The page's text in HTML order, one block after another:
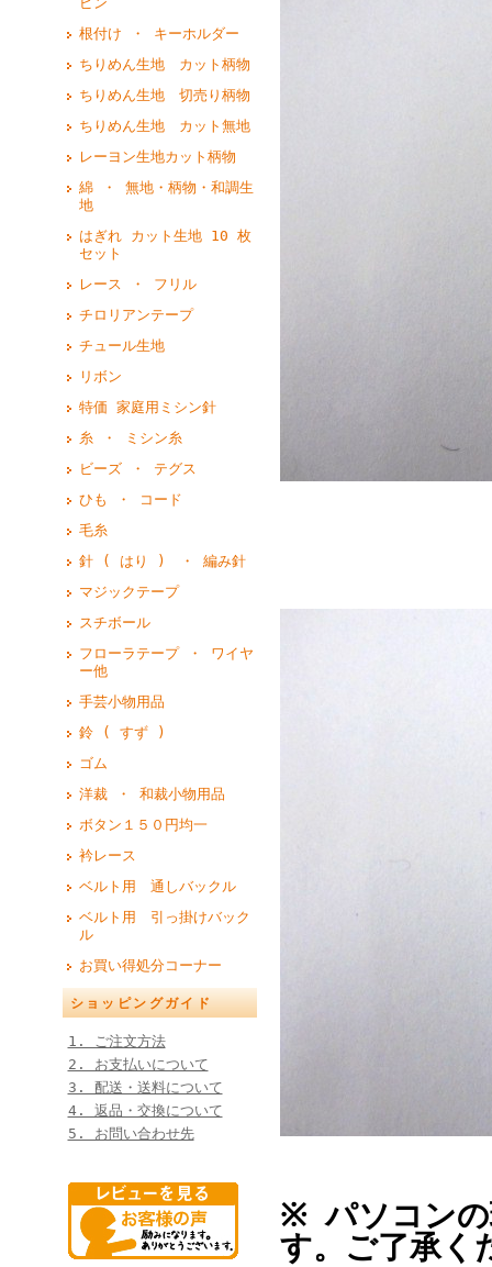
根付け ・ キーホルダー
ちりめん生地 カット柄物
ちりめん生地 切売り柄物
ちりめん生地 カット無地
レーヨン生地カット柄物
綿 ・ 無地・柄物・和調生
地
はぎれ カット生地 10 枚
セット
レース ・ フリル
チロリアンテープ
チュール生地
リボン
特価 家庭用ミシン針
糸 ・ ミシン糸
ビーズ ・ テグス
ひも ・ コード
毛糸
針 ( はり ) ・ 編み針
マジックテープ
スチボール
フローラテープ ・ ワイヤ
ー他
手芸小物用品
鈴 ( すず )
ゴム
洋裁 ・ 和裁小物用品
ボタン１５０円均一
衿レース
ベルト用 通しバックル
ベルト用 引っ掛けバック
ル
お買い得処分コーナー
ショッピングガイド
1. ご注文方法
2. お支払いについて
3. 配送・送料について
4. 返品・交換について
5. お問い合わせ先
※ パソコンの
す。ご了承く